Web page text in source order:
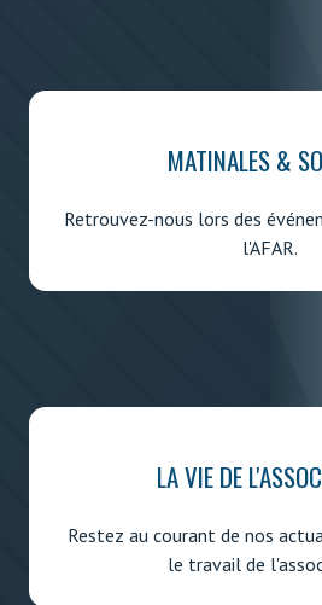
MATINALES &
Retrouvez-nous lors des
l'AFAR.
LA VIE DE
Restez au courant de nos
le travail de